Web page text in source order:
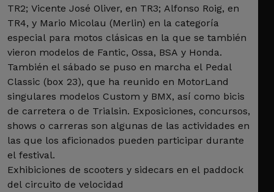
TR2; Vicente José Oliver, en TR3; Alfonso Roig, en
TR4, y Mario Micolau (Merlin) en la categoría
especial para motos clásicas en la que se también
vieron modelos de Fantic, Ossa, BSA y Honda.
También el sábado se puso en marcha el Pedal
Classic (box 23), que ha reunido en MotorLand
singulares modelos Custom y BMX, así como bicis
de carretera o de Trialsin. Exposiciones, concursos,
shows o carreras son algunas de las actividades en
las que los aficionados pueden participar durante
el festival.
Exhibiciones de scooters y sidecars en el paddock
del circuito de velocidad